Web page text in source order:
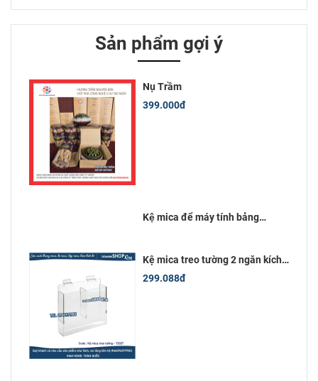
Sản phẩm gợi ý
Nụ Trầm
399.000đ
Kệ mica để máy tính bảng
Kệ mica treo tường 2 ngăn kích
thước 10x20 cm
299.088đ